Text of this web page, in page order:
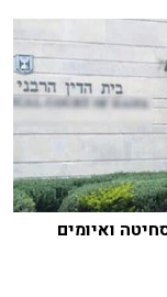
ואיומים